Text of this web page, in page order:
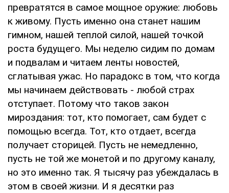
превратятся в самое мощное оружие: любовь
к живому. Пусть именно она станет нашим
гимном, нашей теплой силой, нашей точкой
роста будущего. Мы неделю сидим по домам
и подвалам и читаем ленты новостей,
сглатывая ужас. Но парадокс в том, что когда
мы начинаем действовать - любой страх
отступает. Потому что таков закон
мироздания: тот, кто помогает, сам будет с
помощью всегда. Тот, кто отдает, всегда
получает сторицей. Пусть не немедленно,
пусть не той же монетой и по другому каналу,
но это именно так. Я тысячу раз убеждалась в
этом в своей жизни. И я десятки раз